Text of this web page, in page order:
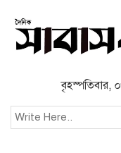
বৃহস্পতিবার,